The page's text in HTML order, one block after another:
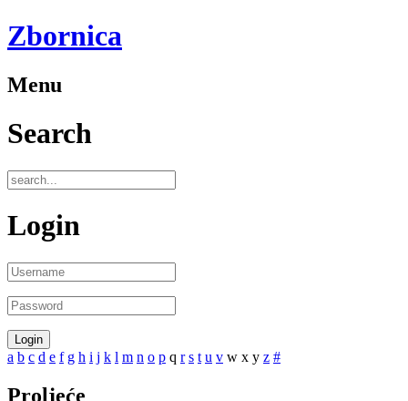
Zbornica
Menu
Search
Login
a b c d e f g h i j k l m n o p q r s t u v w x y z #
Proljeće